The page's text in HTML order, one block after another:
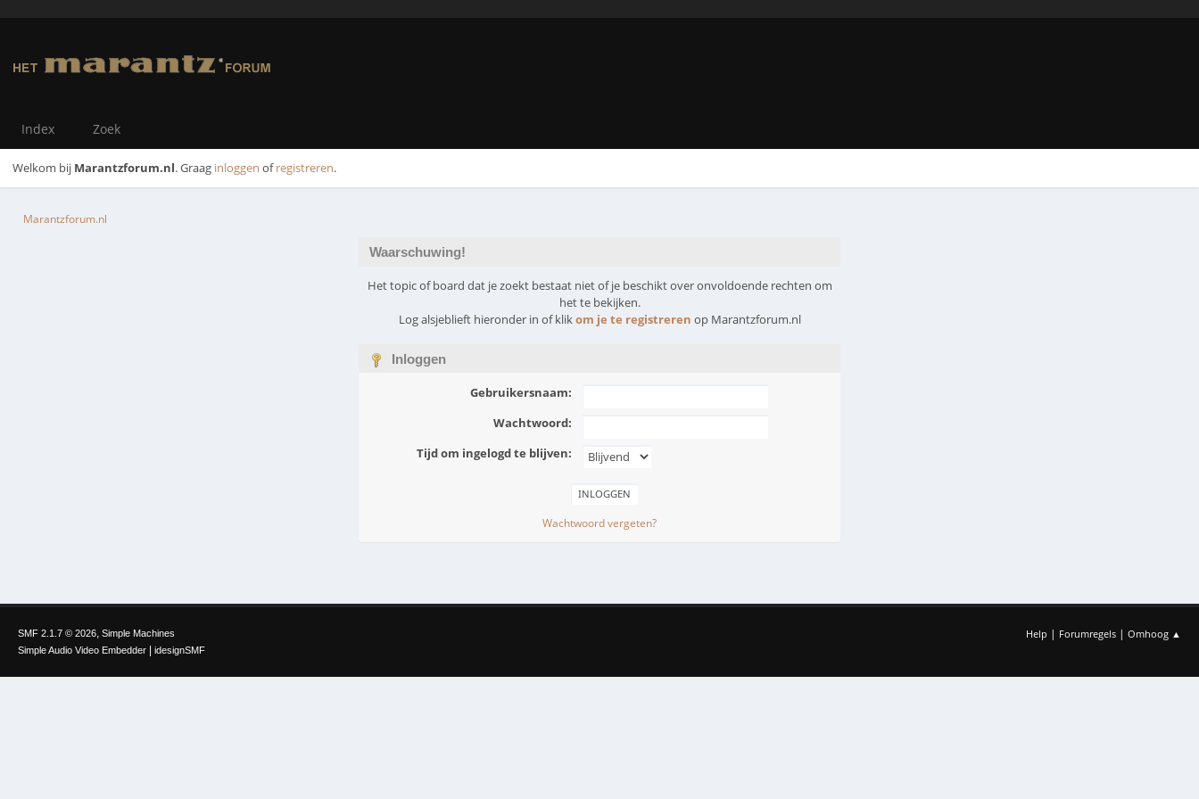
Index Zoek
Welkom bij Marantzforum.nl. Graag inloggen ofregistreren.
Marantzforum.nl
Waarschuwing!
Het topic of board dat je zoekt bestaat niet of je beschikt over onvoldoende rechten om
het te bekijken.
Log alsjeblieft hieronder in of klikom je te registreren op Marantzforum.nl
Inloggen
Gebruikersnaam:
Wachtwoord:
Tijd om ingelogd te blijven:
Wachtwoord vergeten?
Help | Forumregels | Omhoog ▲
SMF 2.1.7 © 2026, Simple Machines
Simple Audio Video Embedder
idesignSMF